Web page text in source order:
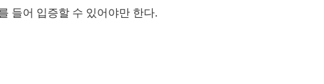
들어 입증할 수 있어야만 한다.